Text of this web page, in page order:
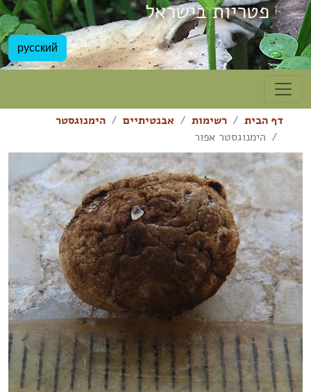
פטריות בישראל
русский
דף הבית רשימות אבנטיתיים
הימנוגסטר
הימנוגסטר אפור